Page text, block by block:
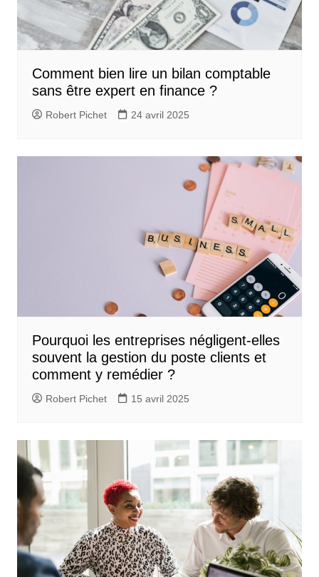
Comment bien lire un bilan comptable
sans être expert en finance ?
Robert Pichet 24 avril 2025
Pourquoi les entreprises négligent-elles
souvent la gestion du poste clients et
comment y remédier ?
Robert Pichet 15 avril 2025